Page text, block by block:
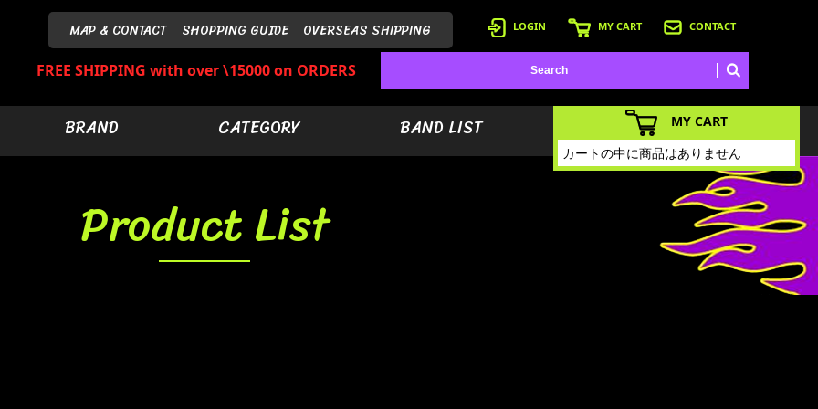
MAP & CONTACT SHOPPING GUIDE OVERSEAS SHIPPING LOGIN MY CART CONTACT
FREE SHIPPING with over \15000 on ORDERS
BRAND CATEGORY BAND LIST
Product List
MY CART
カートの中に商品はありません